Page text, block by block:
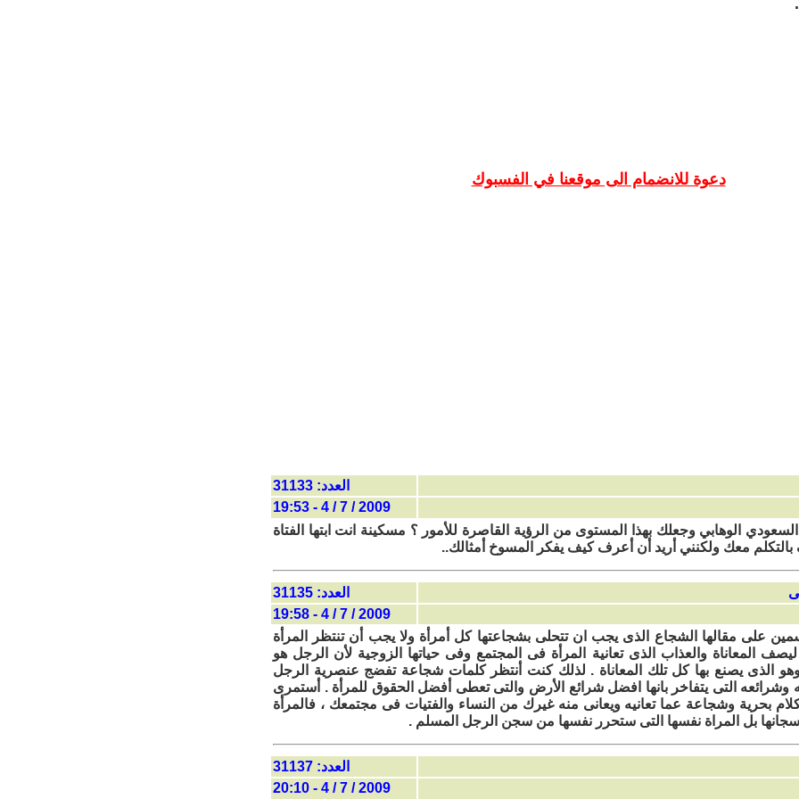
دعوة للانضمام الى موقعنا في الفسبوك
العدد: 31133
2009 / 7 / 4 - 19:53
الوهابي وجعلك بهذا المستوى من الرؤية القاصرة للأمور ؟ مسكينة انت ابتها الفتاة
بالتكلم معك ولكنني أريد أن أعرف كيف يفكر المسوخ أمثالك..
العدد: 31135
2009 / 7 / 4 - 19:58
على مقالها الشجاع الذى يجب ان تتحلى بشجاعتها كل أمرأة ولا يجب أن تنتظر المرأة
ليصف المعاناة والعذاب الذى تعانية المرأة فى المجتمع وفى حياتها الزوجية لأن الرجل هو
الذى يصنع بها كل تلك المعاناة . لذلك كنت أنتظر كلمات شجاعة تفضج عنصرية الرجل
وشرائعه التى يتفاخر بانها افضل شرائع الأرض والتى تعطى أفضل الحقوق للمرأة . أستمرى
بحرية وشجاعة عما تعانيه ويعانى منه غيرك من النساء والفتيات فى مجتمعك ، فالمرأة
سجانها بل المراة نفسها التى ستحرر نفسها من سجن الرجل المسلم .
العدد: 31137
2009 / 7 / 4 - 20:10